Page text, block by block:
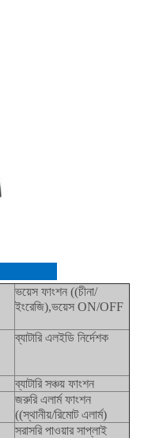
ভয়েস ফাংশন ((চীনা/
ইংরেজি),ভয়েস ON/OFF
ব্যাটারি এলইডি নির্দেশক
ব্যাটারি সঞ্চয় ফাংশন
জরুরি এলার্ম ফাংশন
((স্থানীয়/রিমোট এলার্ম)
সরাসরি পাওয়ার সাপ্লাই